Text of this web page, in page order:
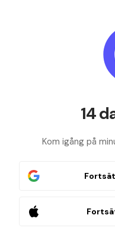
14
Kom igång på